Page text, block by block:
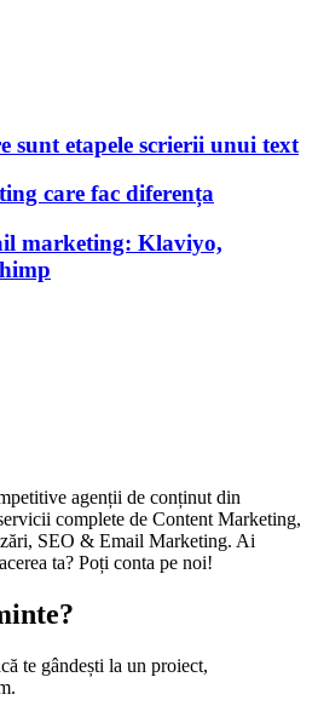
sunt etapele scrierii unui text
care fac diferența
marketing: Klaviyo,
agenții de conținut din
complete de Content Marketing,
SEO & Email Marketing. Ai
ta? Poți conta pe noi!
te gândești la un proiect,